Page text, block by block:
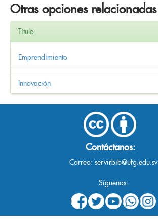
Otras opciones relacionadas
Título
Emprendimiento
Innovación
Contáctanos:
Correo: servirbib@ufg.edu.sv
Síguenos: